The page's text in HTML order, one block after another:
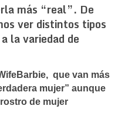
más “real”. De
ver distintos tipos
la variedad de
que van más
mujer” aunque
de mujer